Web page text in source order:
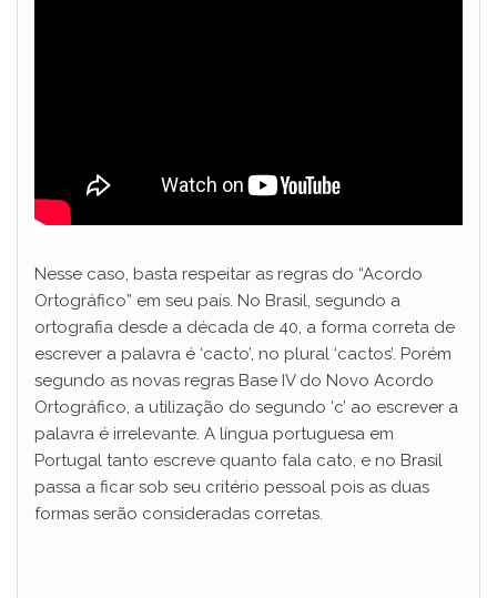
Nesse caso, basta respeitar as regras do “Acordo
Ortográfico” em seu país. No Brasil, segundo a
ortografia desde a década de 40, a forma correta de
escrever a palavra é ‘cacto’, no plural ‘cactos’. Porém
segundo as novas regras Base IV do Novo Acordo
Ortográfico, a utilização do segundo ‘c’ ao escrever a
palavra é irrelevante. A língua portuguesa em
Portugal tanto escreve quanto fala cato, e no Brasil
passa a ficar sob seu critério pessoal pois as duas
formas serão consideradas corretas.